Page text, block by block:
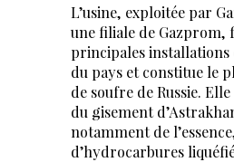
L’usine, exploitée par
une filiale de Gazprom,
principales
du pays et constitue le
de soufre de Russie.
du gisement
notamment de
d’hydrocarbures